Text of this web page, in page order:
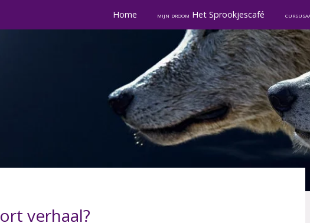
Home mijn droom Het Sprookjescafé
verhaal?